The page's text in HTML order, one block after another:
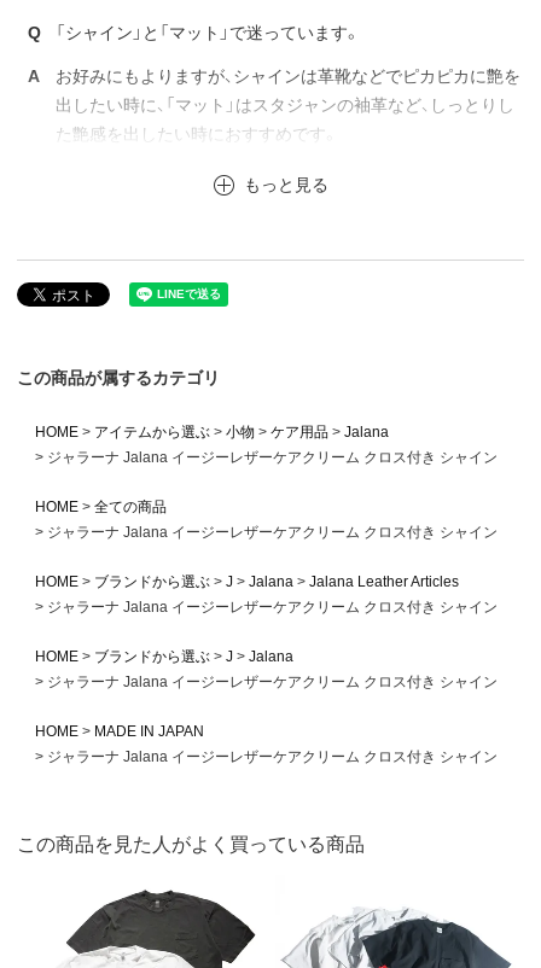
Q 「シャイン」と「マット」で迷っています。
A
お好みにもよりますが、シャインは革靴などでピカピカに艶を
出したい時に、「マット」はスタジャンの袖革など、しっとりし
た艶感を出したい時におすすめです。
もっと見る
この商品が属するカテゴリ
HOME アイテムから選ぶ 小物 ケア用品
Jalana
ジャラーナ Jalana イージーレザーケアクリーム クロス付き シャイン
HOME
全ての商品
ジャラーナ Jalana イージーレザーケアクリーム クロス付き シャイン
HOME ブランドから選ぶ J Jalana
Jalana Leather Articles
ジャラーナ Jalana イージーレザーケアクリーム クロス付き シャイン
HOME ブランドから選ぶ J
Jalana
ジャラーナ Jalana イージーレザーケアクリーム クロス付き シャイン
HOME
MADE IN JAPAN
ジャラーナ Jalana イージーレザーケアクリーム クロス付き シャイン
この商品を見た人がよく買っている商品